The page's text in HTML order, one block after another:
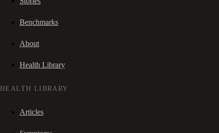
Benchmarks
About
Health Library
HEALTH LIBRARY
Articles